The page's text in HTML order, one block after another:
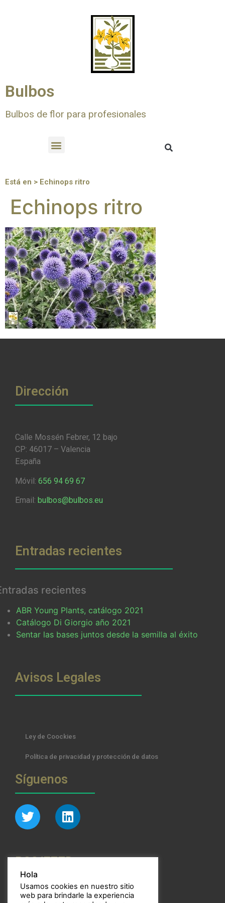
Bulbos
Bulbos de flor para profesionales
Está en > Echinops ritro
Echinops ritro
Dirección
Calle Mossén Febrer, 12 bajo
CP: 46017 – Valencia
España
Móvil: 656 94 69 67
Email: bulbos@bulbos.eu
Entradas recientes
recientes
ABR Young Plants, catálogo 2021
Catálogo Di Giorgio año 2021
Sentar las bases juntos desde la semilla al éxito
Avisos Legales
Ley de Coockies
Política de privacidad y protección de datos
Síguenos
RSS/FEED
Hola
Usamos cookies en nuestro sitio
web para brindarle la experiencia